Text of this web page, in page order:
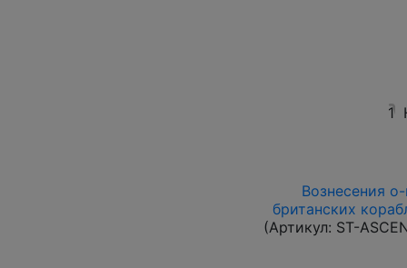
1
Вознесения
британских
(Артикул: ST-